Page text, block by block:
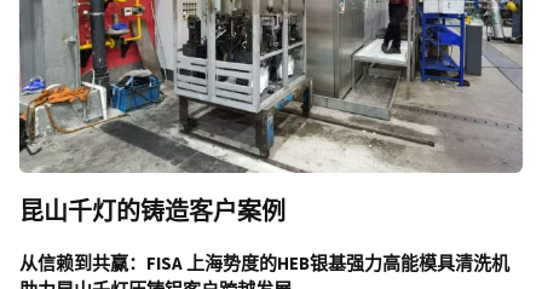
昆山千灯的铸造客户案例
从信赖到共赢：FISA 上海势度的HEB银基强力高能模具清洗机